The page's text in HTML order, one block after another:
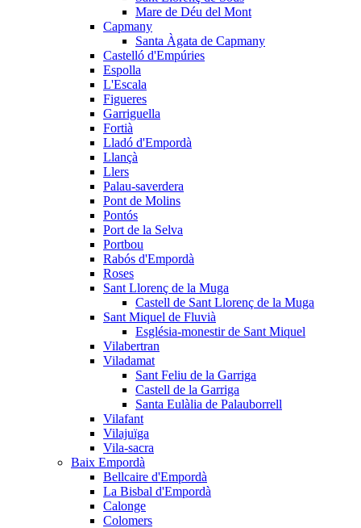
Mare de Déu del Mont
Capmany
Santa Àgata de Capmany
Castelló d'Empúries
Espolla
L'Escala
Figueres
Garriguella
Fortià
Lladó d'Empordà
Llançà
Llers
Palau-saverdera
Pont de Molins
Pontós
Port de la Selva
Portbou
Rabós d'Empordà
Roses
Sant Llorenç de la Muga
Castell de Sant Llorenç de la Muga
Sant Miquel de Fluvià
Església-monestir de Sant Miquel
Vilabertran
Viladamat
Sant Feliu de la Garriga
Castell de la Garriga
Santa Eulàlia de Palauborrell
Vilafant
Vilajuïga
Vila-sacra
Baix Empordà
Bellcaire d'Empordà
La Bisbal d'Empordà
Calonge
Colomers